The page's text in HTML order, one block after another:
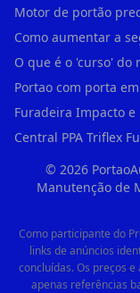
Motor de portão
Portao com porta
Central PPA Triflex
© 2026
Manutenção de
Como participante do
links de anúncios
concluídas. Os preços
apenas referências